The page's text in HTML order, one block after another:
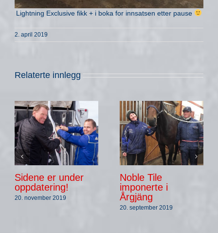
Lightning Exclusive fikk + i boka for innsatsen etter pause
2. april 2019
Relaterte innlegg
Sidene er under
oppdatering!
20. november 2019
Noble Tile
imponerte i
Årgjäng
20. september 2019